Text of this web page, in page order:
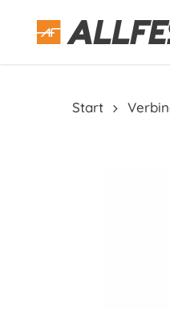
Start